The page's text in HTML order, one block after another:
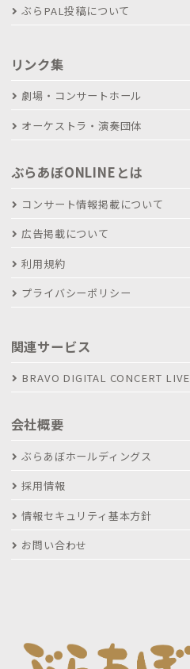
ぶらPAL投稿について
リンク集
劇場・コンサートホール
オーケストラ・演奏団体
ぶらあぼONLINEとは
コンサート情報掲載について
広告掲載について
利用規約
プライバシーポリシー
関連サービス
BRAVO DIGITAL CONCERT LIVE
会社概要
ぶらあぼホールディングス
採用情報
情報セキュリティ基本方針
お問い合わせ